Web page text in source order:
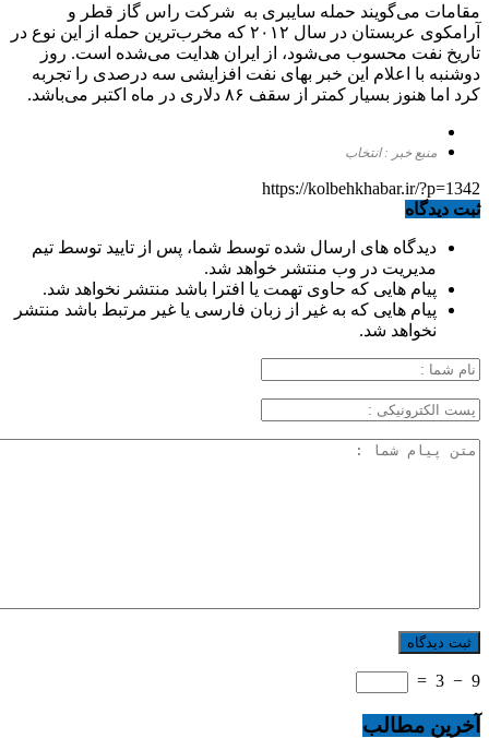
مقامات می‌گویند حمله سایبری به شرکت راس گاز قطر و
آرامکوی عربستان در سال ۲۰۱۲ که مخرب‌ترین حمله از این نوع در
تاریخ نفت محسوب می‌شود، از ایران هدایت می‌شده است. روز
دوشنبه با اعلام این خبر بهای نفت افزایشی سه درصدی را تجربه
کرد اما هنوز بسیار کمتر از سقف ۸۶ دلاری در ماه اکتبر می‌باشد.
منبع خبر : انتخاب
https://kolbehkhabar.ir/?p=1342
ثبت دیدگاه
دیدگاه های ارسال شده توسط شما، پس از تایید توسط تیم
مدیریت در وب منتشر خواهد شد.
پیام هایی که حاوی تهمت یا افترا باشد منتشر نخواهد شد.
پیام هایی که به غیر از زبان فارسی یا غیر مرتبط باشد منتشر
نخواهد شد.
9
−
3
=
آخرین مطالب